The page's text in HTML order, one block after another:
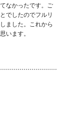
なかったです。ご
でしたのでフルリ
ました。これから
います。